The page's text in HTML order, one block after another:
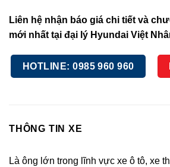
Liên hệ nhận báo giá chi tiết và
mới nhất tại đại lý Hyundai Việt
HOTLINE: 0985 960 960
THÔNG TIN XE
Là ông lớn trong lĩnh vực xe ô tô, xe